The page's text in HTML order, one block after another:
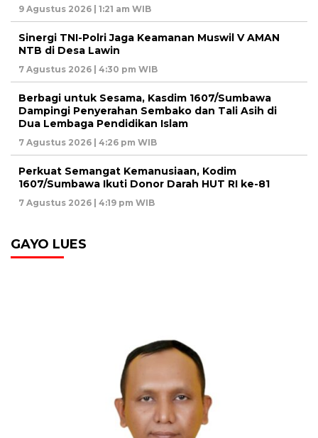
9 Agustus 2026 | 1:21 am WIB
‎Sinergi TNI-Polri Jaga Keamanan Muswil V AMAN
NTB di Desa Lawin
7 Agustus 2026 | 4:30 pm WIB
Berbagi untuk Sesama, Kasdim 1607/Sumbawa
Dampingi Penyerahan Sembako dan Tali Asih di
Dua Lembaga Pendidikan Islam
7 Agustus 2026 | 4:26 pm WIB
Perkuat Semangat Kemanusiaan, Kodim
1607/Sumbawa Ikuti Donor Darah HUT RI ke-81
7 Agustus 2026 | 4:19 pm WIB
GAYO LUES